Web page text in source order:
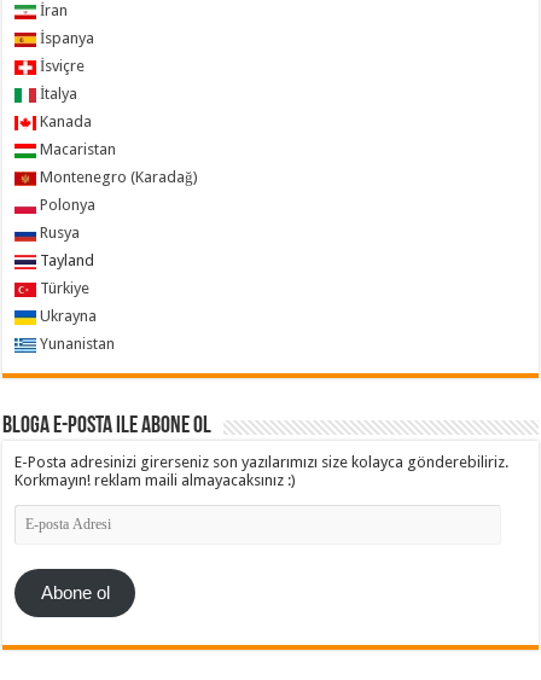
İran
İspanya
İsviçre
İtalya
Kanada
Macaristan
Montenegro (Karadağ)
Polonya
Rusya
Tayland
Türkiye
Ukrayna
Yunanistan
Bloga e-posta ile abone ol
E-Posta adresinizi girerseniz son yazılarımızı size kolayca gönderebiliriz.
Korkmayın! reklam maili almayacaksınız :)
E-
posta
Abone ol